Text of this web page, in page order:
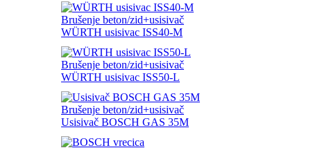
Brušenje beton/zid+usisivač
WÜRTH usisivac ISS40-M
Brušenje beton/zid+usisivač
WÜRTH usisivac ISS50-L
Brušenje beton/zid+usisivač
Usisivač BOSCH GAS 35M